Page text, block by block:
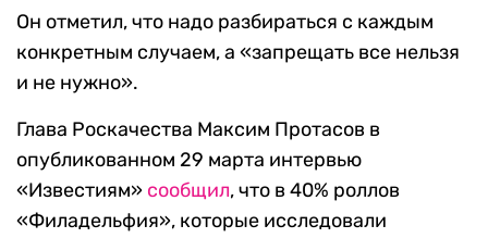
Он отметил, что надо разбираться с каждым
конкретным случаем, а «запрещать все нельзя
и не нужно».
Глава Роскачества Максим Протасов в
опубликованном 29 марта интервью
«Известиям» сообщил, что в 40% роллов
«Филадельфия», которые исследовали